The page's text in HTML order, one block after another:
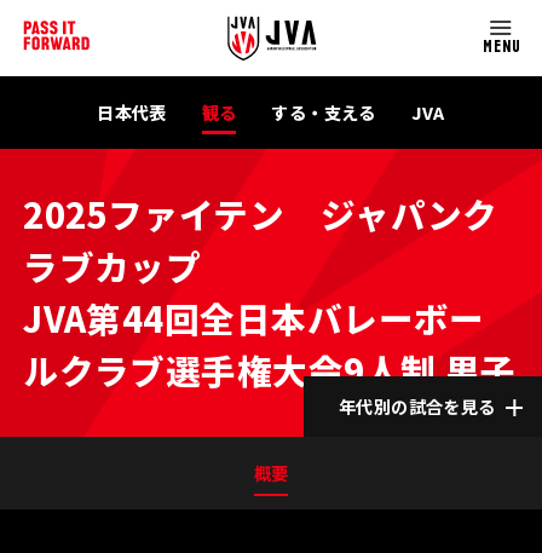
MENU
日本代表 観る する・支える JVA
2025ファイテン ジャパンク
ラブカップ
JVA第44回全日本バレーボー
ルクラブ選手権大会9人制 男子
年代別の試合を見る
概要